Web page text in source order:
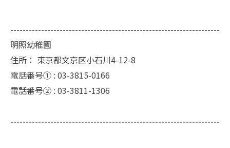
--------------------------------------------------------------------
明照幼稚園
住所： 東京都文京区小石川4-12-8
電話番号① : 03-3815-0166
電話番号② : 03-3811-1306
--------------------------------------------------------------------